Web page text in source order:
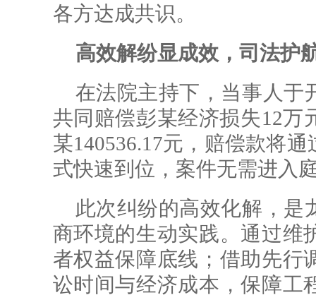
各方达成共识。
高效解纷显成效，司法护
在法院主持下，当事人于
共同赔偿彭某经济损失12万
某140536.17元，赔偿款将
式快速到位，案件无需进入
此次纠纷的高效化解，是
商环境的生动实践。通过维
者权益保障底线；借助先行
讼时间与经济成本，保障工